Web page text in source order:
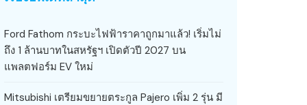
Ford Fathom กระบะไฟฟ้าราคาถูกมาแล้ว! เริ่มไม่
ถึง 1 ล้านบาทในสหรัฐฯ เปิดตัวปี 2027 บน
แพลตฟอร์ม EV ใหม่
Mitsubishi เตรียมขยายตระกูล Pajero เพิ่ม 2 รุ่น มี